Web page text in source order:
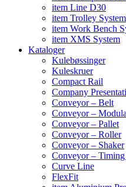
item Line D30
item Trolley System
item Work Bench
item XMS System
Kataloger
Kulebøssinger
Kuleskruer
Compact Rail
Company
Conveyor – Belt
Conveyor –
Conveyor – Pallet
Conveyor – Roller
Conveyor – Shaker
Conveyor –
Curve Line
FlexFit